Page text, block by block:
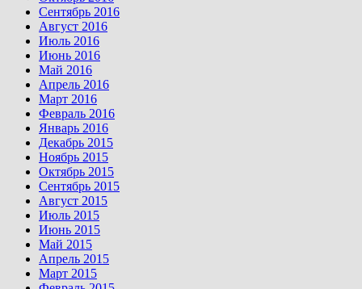
Сентябрь 2016
Август 2016
Июль 2016
Июнь 2016
Май 2016
Апрель 2016
Март 2016
Февраль 2016
Январь 2016
Декабрь 2015
Ноябрь 2015
Октябрь 2015
Сентябрь 2015
Август 2015
Июль 2015
Июнь 2015
Май 2015
Апрель 2015
Март 2015